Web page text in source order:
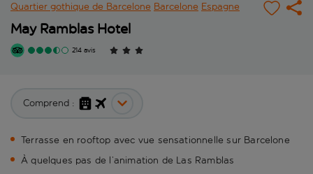
Quartier gothique de Barcelone Barcelone Espagne
May Ramblas Hotel
214 avis
Comprend :
Terrasse en rooftop avec vue sensationnelle sur Barcelone
À quelques pas de l’animation de Las Ramblas